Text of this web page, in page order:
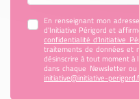
En renseignant mon
d'Initiative Périgord et
confidentialité d’Initiative
traitements de données et
désinscrire à tout moment à
dans chaque Newsletter
initiative@initiative-